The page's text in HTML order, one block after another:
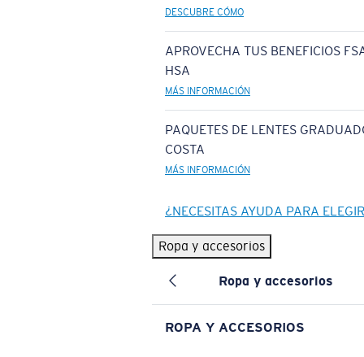
DESCUBRE CÓMO
APROVECHA TUS BENEFICIOS
HSA
MÁS INFORMACIÓN
PAQUETES DE LENTES
COSTA
MÁS INFORMACIÓN
¿NECESITAS AYUDA PARA
Ropa y accesorios
Ropa y accesorios
ROPA Y ACCESORIOS